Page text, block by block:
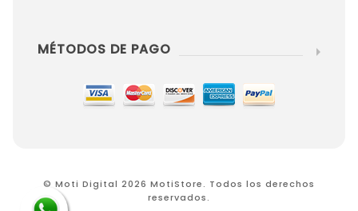
MÉTODOS DE PAGO
© Moti Digital 2026 MotiStore. Todos los derechos
reservados.